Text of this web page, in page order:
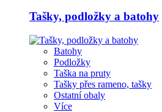
Tašky, podložky a batohy
Batohy
Podložky
Taška na pruty
Tašky přes rameno, tašky
Ostatní obaly
Více